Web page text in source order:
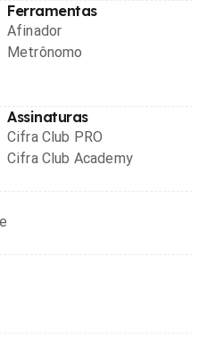
Ferramentas
Afinador
Metrônomo
Assinaturas
Cifra Club PRO
Cifra Club Academy